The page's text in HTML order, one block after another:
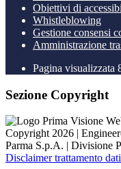
Obiettivi di
Whistleblowing
Gestione consensi
Amministrazione
Pagina visualizzata
Sezione Copyright
Copyright 2026 |
Parma S.p.A. | Divisione
Disclaimer trattamento